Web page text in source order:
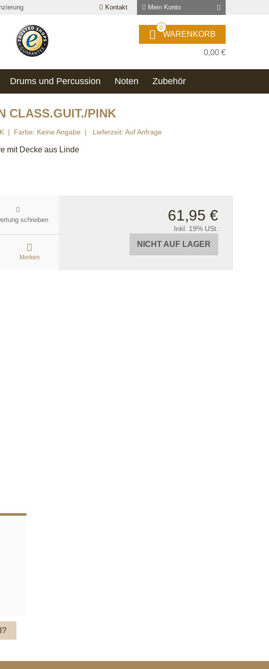
Kontakt Mein Konto
WARENKORB
0
0,00 €
Drums und Percussion Noten Zubehör
CLASS.GUIT./PINK
Farbe: Keine Angabe Lieferzeit: Auf Anfrage
mit Decke aus Linde
schreiben
Merken
61,95 €
Inkl. 19% USt.
NICHT AUF LAGER